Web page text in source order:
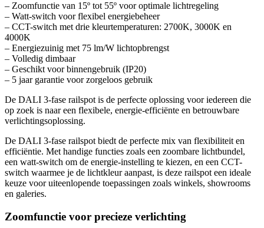
– Zoomfunctie van 15º tot 55º voor optimale lichtregeling
– Watt-switch voor flexibel energiebeheer
– CCT-switch met drie kleurtemperaturen: 2700K, 3000K en
4000K
– Energiezuinig met 75 lm/W lichtopbrengst
– Volledig dimbaar
– Geschikt voor binnengebruik (IP20)
– 5 jaar garantie voor zorgeloos gebruik
De DALI 3-fase railspot is de perfecte oplossing voor iedereen die
op zoek is naar een flexibele, energie-efficiënte en betrouwbare
verlichtingsoplossing.
De DALI 3-fase railspot biedt de perfecte mix van flexibiliteit en
efficiëntie. Met handige functies zoals een zoombare lichtbundel,
een watt-switch om de energie-instelling te kiezen, en een CCT-
switch waarmee je de lichtkleur aanpast, is deze railspot een ideale
keuze voor uiteenlopende toepassingen zoals winkels, showrooms
en galeries.
Zoomfunctie voor precieze verlichting